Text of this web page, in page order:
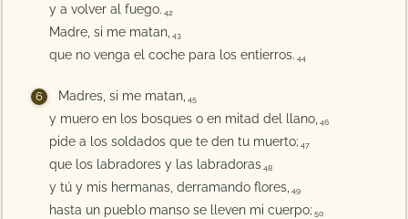
y a volver al fuego. 42
Madre, si me matan, 43
que no venga el coche para los entierros. 44
Madres, si me matan, 45
y muero en los bosques o en mitad del llano, 46
pide a los soldados que te den tu muerto; 47
que los labradores y las labradoras 48
y tú y mis hermanas, derramando flores, 49
hasta un pueblo manso se lleven mi cuerpo; 50